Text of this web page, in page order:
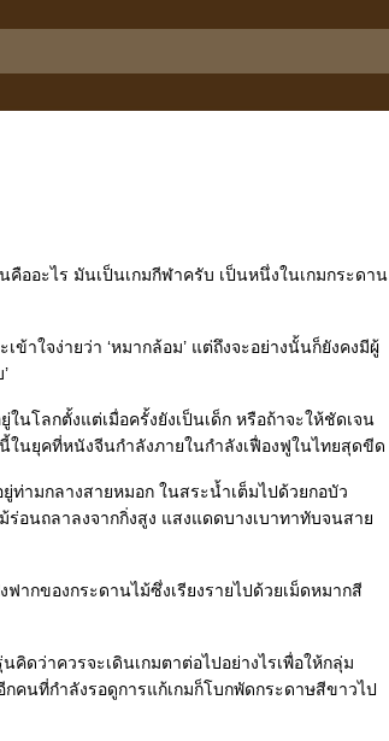
ออะไร มันเป็นเกมกีฬาครับ เป็นหนึ่งในเกมกระดาน
าใจง่ายว่า ‘หมากล้อม’ แต่ถึงจะอย่างนั้นก็ยังคงมีผู้
นโลกตั้งแต่เมื่อครั้งยังเป็นเด็ก หรือถ้าจะให้ชัดเจน
ในยุคที่หนังจีนกำลังภายในกำลังเฟื่องฟูในไทยสุดขีด
ามกลางสายหมอก ในสระน้ำเต็มไปด้วยกอบัว
อนถลาลงจากกิ่งสูง แสงแดดบางเบาทาทับจนสา
กของกระดานไม้ซึ่งเรียงรายไปด้วยเม็ดหมากสี
ดว่าควรจะเดินเกมตาต่อไปอย่างไรเพื่อให้กลุ่ม
นที่กำลังรอดูการแก้เกมก็โบกพัดกระดาษสีขาวไป